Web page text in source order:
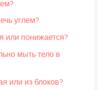
углем?
или понижается?
мыть тело в
или из блоков?